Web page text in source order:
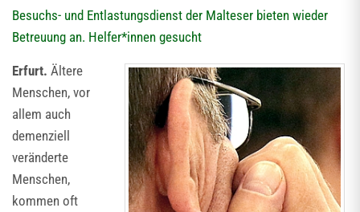
Besuchs- und Entlastungsdienst der Malteser bieten wieder
Betreuung an. Helfer*innen gesucht
Erfurt. Ältere
Menschen, vor
allem auch
demenziell
veränderte
Menschen,
kommen oft